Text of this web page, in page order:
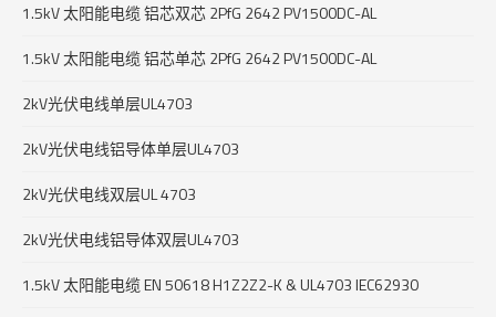
1.5kV 太阳能电缆 铝芯双芯 2PfG 2642 PV1500DC-AL
1.5kV 太阳能电缆 铝芯单芯 2PfG 2642 PV1500DC-AL
2kV光伏电线单层UL4703
2kV光伏电线铝导体单层UL4703
2kV光伏电线双层UL 4703
2kV光伏电线铝导体双层UL4703
1.5kV 太阳能电缆 EN 50618 H1Z2Z2-K & UL4703 IEC62930